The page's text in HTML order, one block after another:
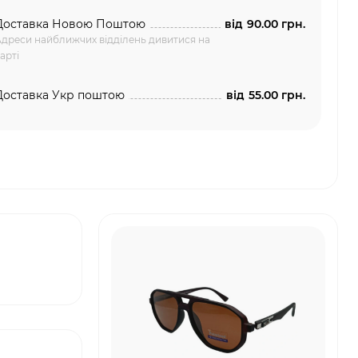
Новою Поштою
найближчих відділень дивитися на
від 90.00 грн.
Укр поштою від 55.00 грн.